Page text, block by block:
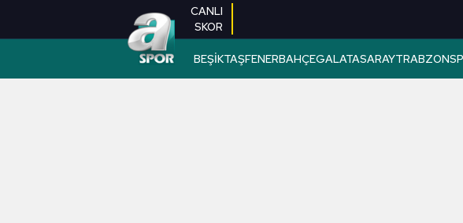
CANLI
SKOR
BEŞİKTAŞFENERBAHÇEGALATASARAY